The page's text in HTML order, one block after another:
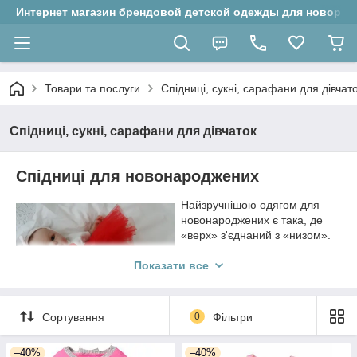
Интернет магазин брендовой детской одежды для
Товари та послуги Спідниці, сукні, сарафани для
Спідниці, сукні, сарафани для дівчаток
Спідниці для новонароджених
Найзручнішою одягом для
новонароджених є така, де
«верх» з'єднаний з «низом».
залучають своїх дітей до
гості і на різні заходи. У таких
випадках хочеться одягнути
дитину як принцесу. На
допомогу приходять спідниці для новонароджених. У них
Показати все
Сортування 0 Фільтри
–40% –40%